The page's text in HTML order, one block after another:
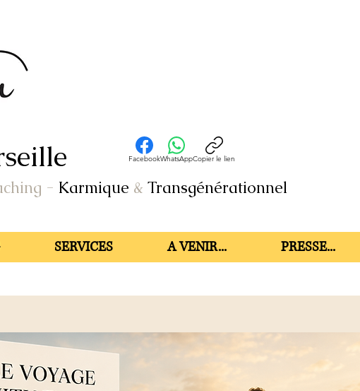
- Karmique & Transgénérationnel
FacebookWhatsAppCopier le lien
SERVICES A VENIR... PRESSE...